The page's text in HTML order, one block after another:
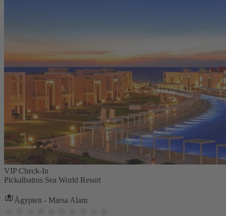
VIP Check-In
Pickalbatros Sea World Resort
Ägypten - Marsa Alam